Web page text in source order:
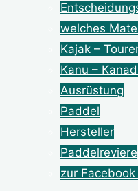
welches
Kajak –
Kanu –
Ausrüstung
Paddel
Hersteller
Paddelreviere
zur Facebook